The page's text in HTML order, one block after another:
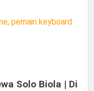
pemain keyboard
Solo Biola | Di